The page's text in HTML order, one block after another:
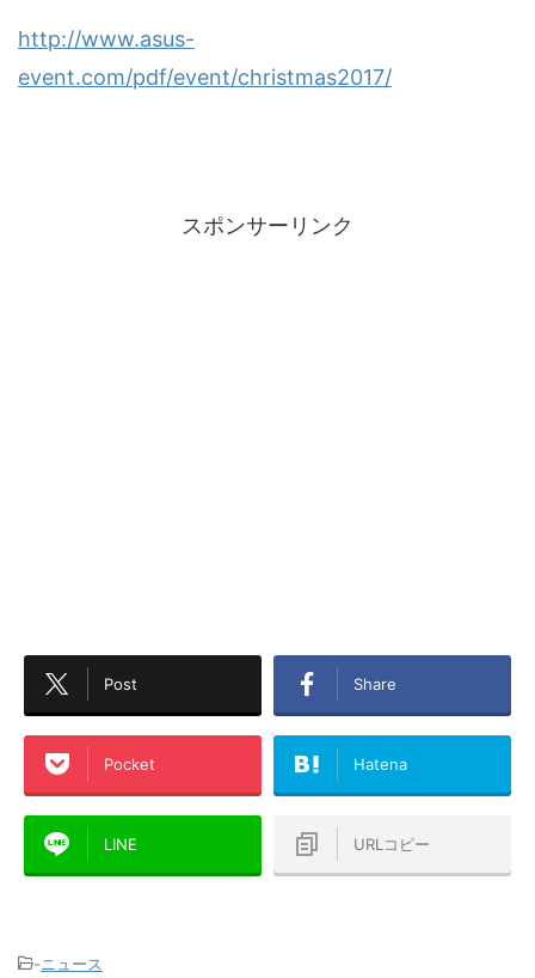
http://www.asus-
event.com/pdf/event/christmas2017/
スポンサーリンク
Post Share
Pocket Hatena
LINE URLコピー
-ニュース